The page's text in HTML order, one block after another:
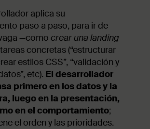
aplica su
paso a paso, para ir de
—como crear una landing
concretas (“estructurar
estilos CSS”, “validación y
etc). El desarrollador
primero en los datos y la
luego en la presentación,
en el comportamiento;
el orden y las prioridades.